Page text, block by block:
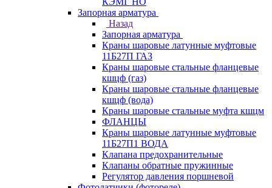
Запорная арматура
Назад
Запорная арматура
Краны шаровые латунные муфтовые
11Б27П ГАЗ
Краны шаровые стальные фланцевые
кшцф (газ)
Краны шаровые стальные фланцевые
кшцф (вода)
Краны шаровые стальные муфта кшцм
ФЛАНЦЫ
Краны шаровые латунные муфтовые
11Б27П1 ВОДА
Клапана предохранительные
Клапаны обратные пружинные
Регулятор давления поршневой